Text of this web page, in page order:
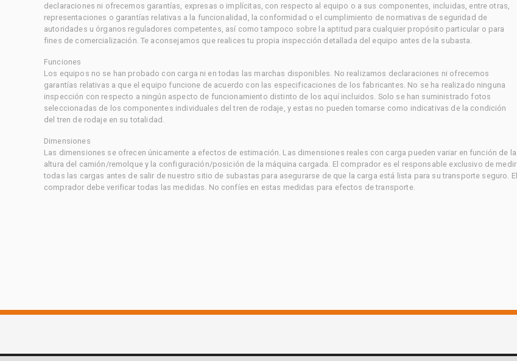
declaraciones ni ofrecemos garantías, expresas o implícitas, con respecto al equipo o a sus componentes, incluidas, entre otras,
representaciones o garantías relativas a la funcionalidad, la conformidad o el cumplimiento de normativas de seguridad de
autoridades u órganos reguladores competentes, así como tampoco sobre la aptitud para cualquier propósito particular o para
fines de comercialización. Te aconsejamos que realices tu propia inspección detallada del equipo antes de la subasta.
Funciones
Los equipos no se han probado con carga ni en todas las marchas disponibles. No realizamos declaraciones ni ofrecemos
garantías relativas a que el equipo funcione de acuerdo con las especificaciones de los fabricantes. No se ha realizado ninguna
inspección con respecto a ningún aspecto de funcionamiento distinto de los aquí incluidos. Solo se han suministrado fotos
seleccionadas de los componentes individuales del tren de rodaje, y estas no pueden tomarse como indicativas de la condición
del tren de rodaje en su totalidad.
Dimensiones
Las dimensiones se ofrecen únicamente a efectos de estimación. Las dimensiones reales con carga pueden variar en función de la
altura del camión/remolque y la configuración/posición de la máquina cargada. El comprador es el responsable exclusivo de medir
todas las cargas antes de salir de nuestro sitio de subastas para asegurarse de que la carga está lista para su transporte seguro. El
comprador debe verificar todas las medidas. No confíes en estas medidas para efectos de transporte.